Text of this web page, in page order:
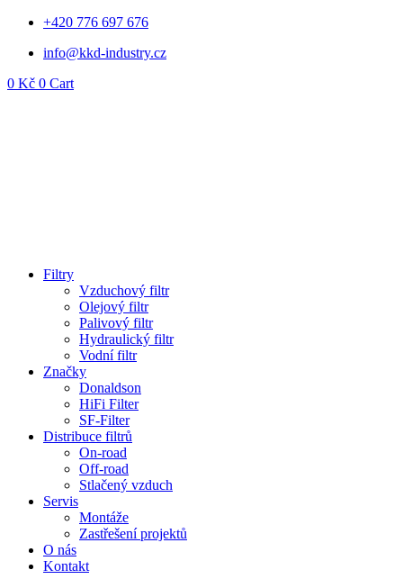
Přejít
obsahu
+420 776 697 676
info@kkd-industry.cz
0 Kč 0 Cart
Filtry
Vzduchový filtr
Olejový filtr
Palivový filtr
Hydraulický filtr
Vodní filtr
Značky
Donaldson
HiFi Filter
SF-Filter
Distribuce filtrů
On-road
Off-road
Stlačený vzduch
Servis
Montáže
Zastřešení projektů
O nás
Kontakt